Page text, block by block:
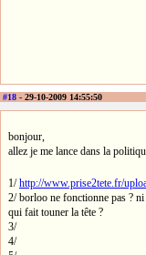
#18 - 29-10-2009 14:55:50
bonjour,
allez je me lance dans la
1/http://www.prise2tete.fr/
2/ borloo ne fonctionne pas ?
qui fait touner la tête ?
3/
4/